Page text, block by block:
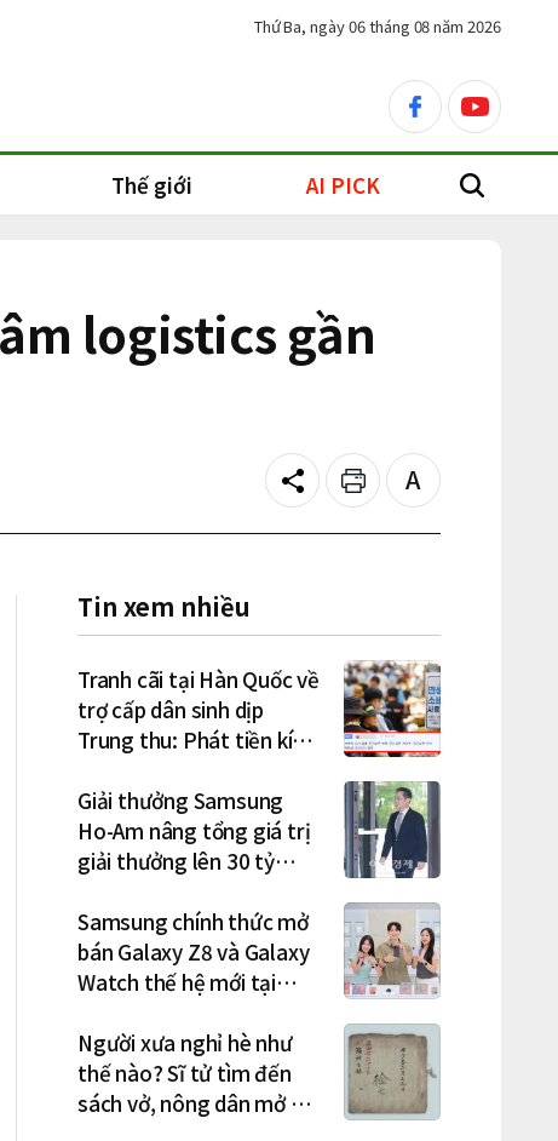
facebookyoutube
Thứ Ba, ngày 06 tháng 08 năm 2026
Thế giới AI PICK search
logistics gần
Share Print
Text
size
Tin xem nhiều
Tranh cãi tại Hàn Quốc về
trợ cấp dân sinh dịp
Trung thu: Phát tiền kích
tương lai?
Giải thưởng Samsung
Ho-Am nâng tổng giá trị
giải thưởng lên 30 tỷ
yong tham dự lễ trao giải
năm thứ 5 liên tiếp
Samsung chính thức mở
bán Galaxy Z8 và Galaxy
Watch thế hệ mới tại
triệu đơn đặt trước
Người xưa nghỉ hè như
thế nào? Sĩ tử tìm đến
sách vở, nông dân mở hội